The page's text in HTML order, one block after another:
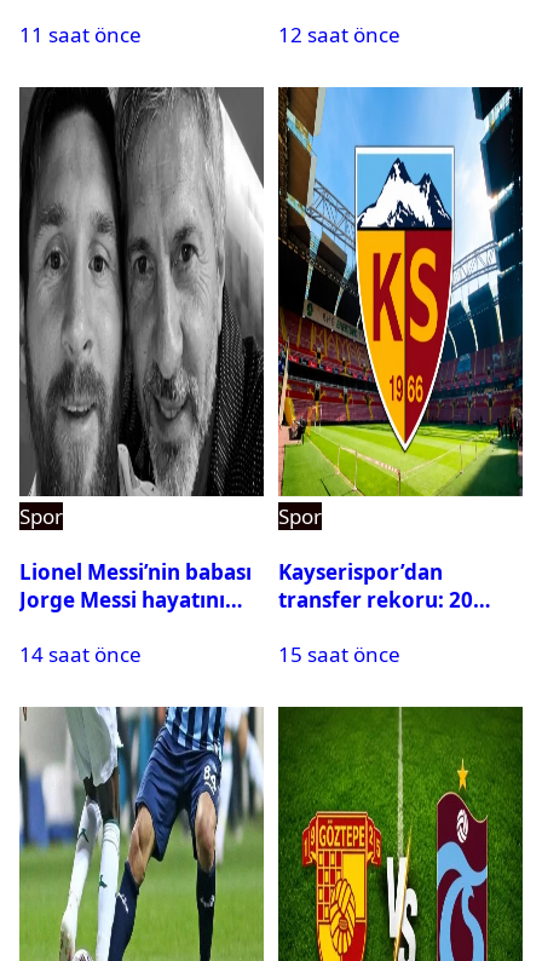
11 saat önce
12 saat önce
Spor
Lionel Messi’nin babası
Jorge Messi hayatını
14 saat önce
Spor
Kayserispor’dan
transfer rekoru: 20
15 saat önce